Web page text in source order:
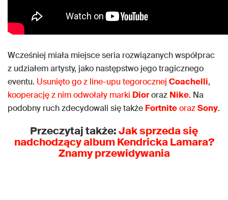
Wcześniej miała miejsce seria rozwiązanych współprac
z udziałem artysty, jako następstwo jego tragicznego
eventu. Usunięto go z line-upu tegorocznej Coachelli,
kooperację z nim odwołały marki Diororaz Nike. Na
podobny ruch zdecydowali się także FortniteorazSony.
Przeczytaj także:Jak sprzeda się
nadchodzący album Kendricka Lamara?
Znamy przewidywania